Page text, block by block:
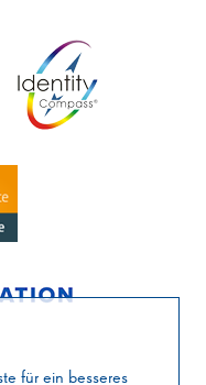
für ein besseres